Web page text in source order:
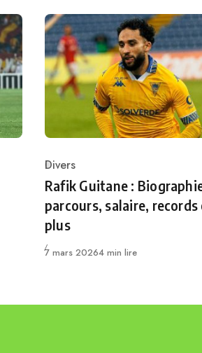
Category
Divers
Rafik Guitane :
parcours, salaire, records
plus
Publié
7 mars 20264 min lire